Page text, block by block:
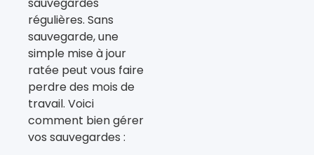
sauvegardes
régulières. Sans
sauvegarde, une
simple mise à jour
ratée peut vous faire
perdre des mois de
travail. Voici
comment bien gérer
vos sauvegardes :